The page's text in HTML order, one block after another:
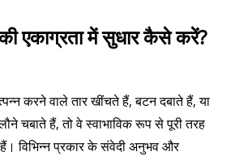
एकाग्रता में सुधार कैसे करें?
करने वाले तार खींचते हैं, बटन दबाते हैं, या
चबाते हैं, तो वे स्वाभाविक रूप से पूरी तरह
विभिन्न प्रकार के संवेदी अनुभव और